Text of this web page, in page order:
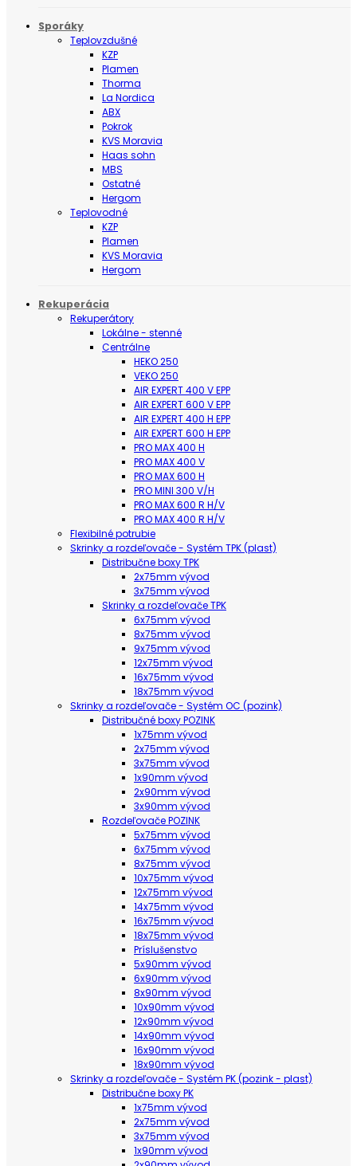
Sporáky
Teplovzdušné
KZP
Plamen
Thorma
La Nordica
ABX
Pokrok
KVS Moravia
Haas sohn
MBS
Ostatné
Hergom
Teplovodné
KZP
Plamen
KVS Moravia
Hergom
Rekuperácia
Rekuperátory
Lokálne - stenné
Centrálne
HEKO 250
VEKO 250
AIR EXPERT 400 V EPP
AIR EXPERT 600 V EPP
AIR EXPERT 400 H EPP
AIR EXPERT 600 H EPP
PRO MAX 400 H
PRO MAX 400 V
PRO MAX 600 H
PRO MINI 300 V/H
PRO MAX 600 R H/V
PRO MAX 400 R H/V
Flexibilné potrubie
Skrinky a rozdeľovače - Systém TPK (plast)
Distribučne boxy TPK
2x75mm vývod
3x75mm vývod
Skrinky a rozdeľovače TPK
6x75mm vývod
8x75mm vývod
9x75mm vývod
12x75mm vývod
16x75mm vývod
18x75mm vývod
Skrinky a rozdeľovače - Systém OC (pozink)
Distribučné boxy POZINK
1x75mm vývod
2x75mm vývod
3x75mm vývod
1x90mm vývod
2x90mm vývod
3x90mm vývod
Rozdeľovače POZINK
5x75mm vývod
6x75mm vývod
8x75mm vývod
10x75mm vývod
12x75mm vývod
14x75mm vývod
16x75mm vývod
18x75mm vývod
Príslušenstvo
5x90mm vývod
6x90mm vývod
8x90mm vývod
10x90mm vývod
12x90mm vývod
14x90mm vývod
16x90mm vývod
18x90mm vývod
Skrinky a rozdeľovače - Systém PK (pozink - plast)
Distribučne boxy PK
1x75mm vývod
2x75mm vývod
3x75mm vývod
1x90mm vývod